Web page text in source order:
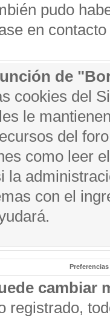
pudo
en
de
cookies del
le
del
como leer
la
con el
cambiar
registrado,